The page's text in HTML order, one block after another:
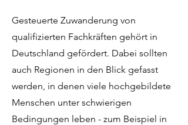
Gesteuerte Zuwanderung von
qualifizierten Fachkräften gehört in
Deutschland gefördert. Dabei sollten
auch Regionen in den Blick gefasst
werden, in denen viele hochgebildete
Menschen unter schwierigen
Bedingungen leben - zum Beispiel in